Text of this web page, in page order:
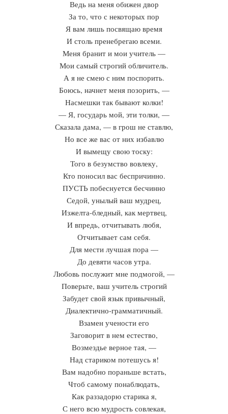
Ведь на меня обижен двор
За то, что с некоторых пор
Я вам лишь посвящаю время
И столь пренебрегаю всеми.
Меня бранит и мои учитель —
Мои самый строгий обличитель.
А я не смею с ним поспорить.
Боюсь, начнет меня позорить, —
Насмешки так бывают колки!
— Я, государь мой, эти толки, —
Сказала дама, — в грош не ставлю,
Но все же вас от них избавлю
И вымещу свою тоску:
Того в безумство вовлеку,
Кто поносил вас беспричинно.
ПУСТЬ побеснуется бесчинно
Седой, унылый ваш мудрец,
Изжелта-бледный, как мертвец,
И впредь, отчитывать любя,
Отчитывает сам себя.
Для мести лучшая пора —
До девяти часов утра.
Любовь послужит мне подмогой, —
Поверьте, ваш учитель строгий
Забудет свой язык привычный,
Диалектично-грамматичный.
Взамен учености его
Заговорит в нем естество,
Возмездье верное тая, —
Над стариком потешусь я!
Вам надобно пораньше встать,
Чтоб самому понаблюдать,
Как раззадорю старика я,
С него всю мудрость совлекая,